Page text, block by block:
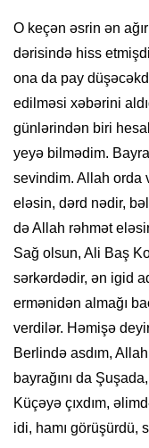
O keçən əsrin ən
dərisində hiss
ona da pay
edilməsi xəbərini
günlərindən biri
yeyə bilmədim.
sevindim. Allah orda
eləsin, dərd nədir,
də Allah rəhmət
Sağ olsun, Ali Baş
sərkərdədir, ən igid
ermənidən almağı
verdilər. Həmişə
Berlində asdım,
bayrağını da
Küçəyə çıxdım,
idi, hamı görüşürdü,